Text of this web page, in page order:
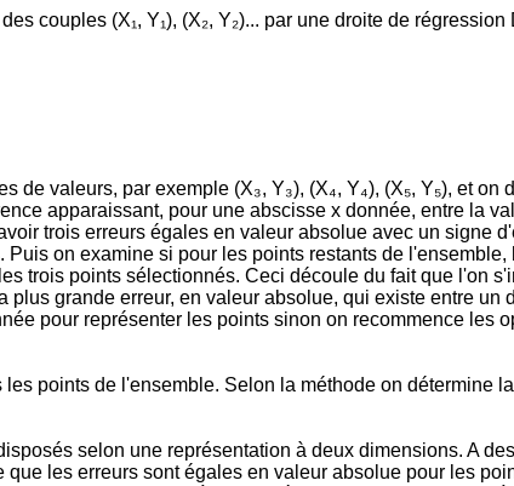
couples (X₁, Y₁), (X₂, Y₂)... par une droite de
valeurs, par exemple (X₃, Y₃), (X₄, Y₄), (X₅, Y₅), et
apparaissant, pour une abscisse x donnée, entre la
trois erreurs égales en valeur absolue avec un signe
on examine si pour les points restants de
trois points sélectionnés. Ceci découle du fait que l'on
grande erreur, en valeur absolue, qui existe entre
pour représenter les points sinon on recommence les
points de l'ensemble. Selon la méthode on détermine
selon une représentation à deux dimensions. A
les erreurs sont égales en valeur absolue pour les